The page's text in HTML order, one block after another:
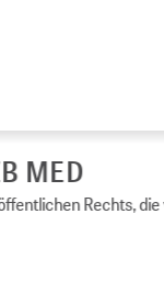
die vom